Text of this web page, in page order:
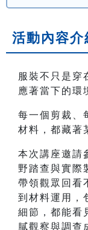
活動內容介
服裝不只是穿
應著當下的環
每一個剪裁、
材料，都藏著
本次講座邀請
野踏查與實際
帶領觀眾回看
到材料運用，
細節，都能看
膩觀察與調查